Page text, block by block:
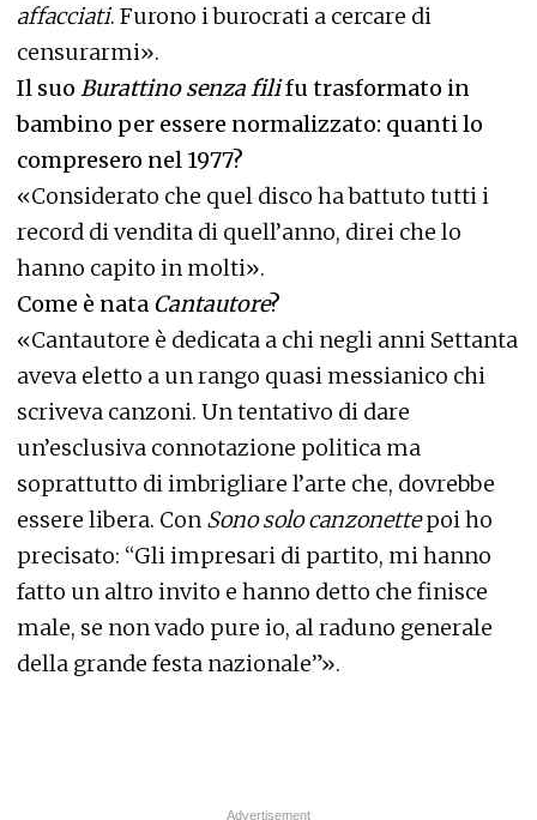
affacciati. Furono i burocrati a cercare di
censurarmi».
Il suo Burattino senza filifu trasformato in
bambino per essere normalizzato: quanti lo
compresero nel 1977?
«Considerato che quel disco ha battuto tutti i
record di vendita di quell’anno, direi che lo
hanno capito in molti».
Come è nata Cantautore?
«Cantautore è dedicata a chi negli anni Settanta
aveva eletto a un rango quasi messianico chi
scriveva canzoni. Un tentativo di dare
un’esclusiva connotazione politica ma
soprattutto di imbrigliare l’arte che, dovrebbe
essere libera. Con Sono solo canzonettepoi ho
precisato: “Gli impresari di partito, mi hanno
fatto un altro invito e hanno detto che finisce
male, se non vado pure io, al raduno generale
della grande festa nazionale”».